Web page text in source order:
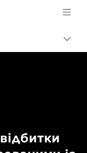
Canon Logo, back to